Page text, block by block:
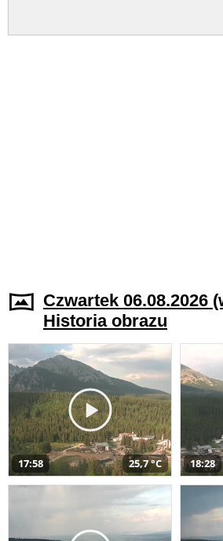
Czwartek 06.08.2026
Historia obrazu
17:58 25,7 °C 18:28